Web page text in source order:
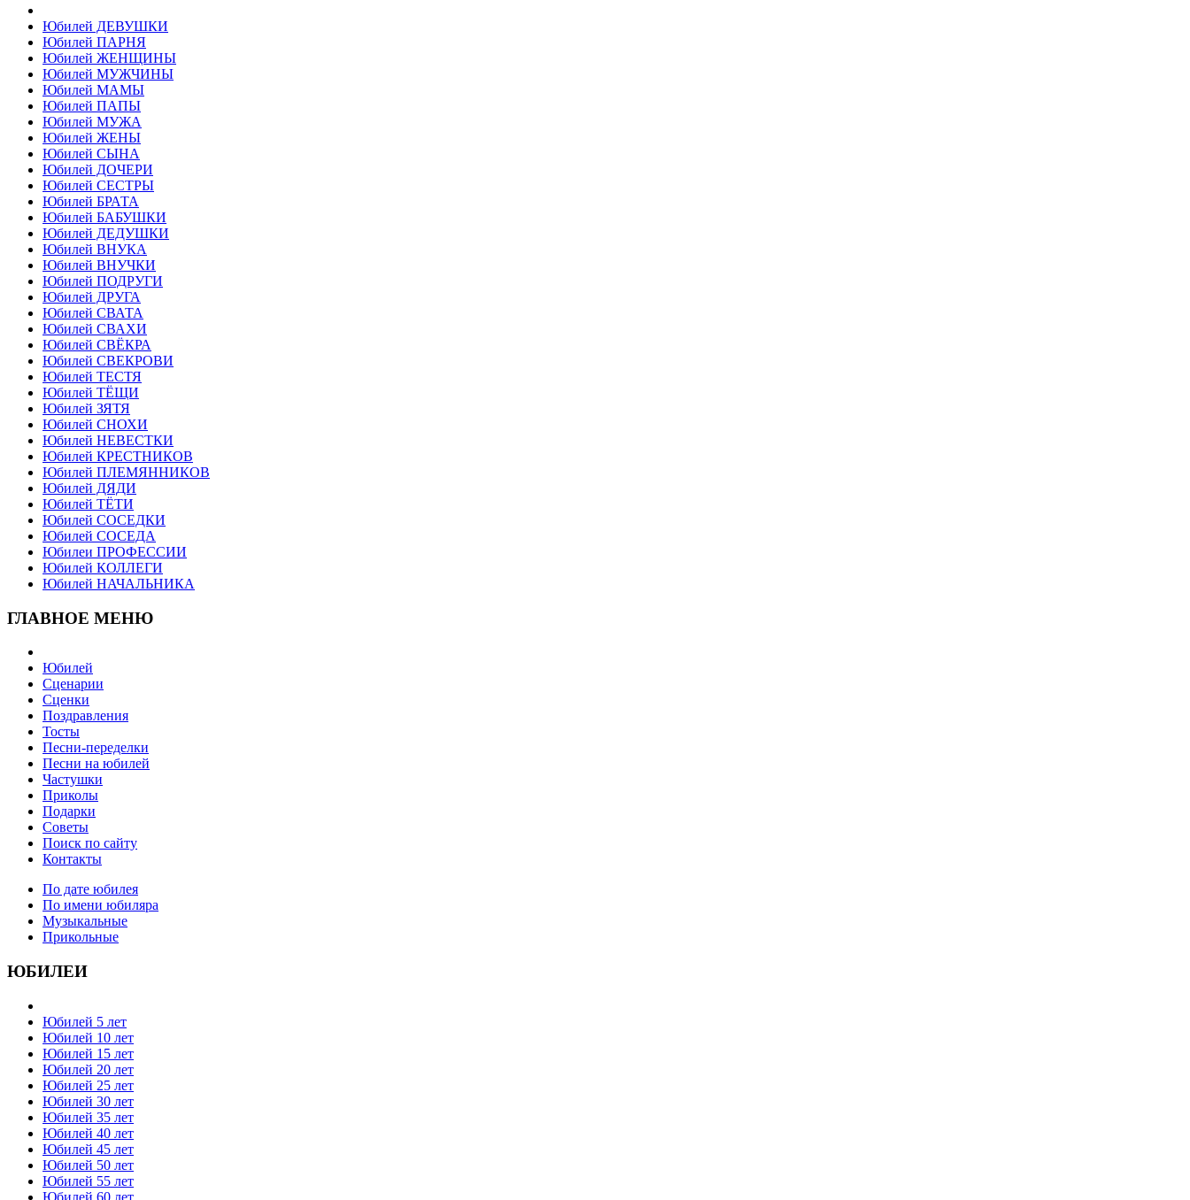
Юбилей ДЕВУШКИ
Юбилей ПАРНЯ
Юбилей ЖЕНЩИНЫ
Юбилей МУЖЧИНЫ
Юбилей МАМЫ
Юбилей ПАПЫ
Юбилей МУЖА
Юбилей ЖЕНЫ
Юбилей СЫНА
Юбилей ДОЧЕРИ
Юбилей СЕСТРЫ
Юбилей БРАТА
Юбилей БАБУШКИ
Юбилей ДЕДУШКИ
Юбилей ВНУКА
Юбилей ВНУЧКИ
Юбилей ПОДРУГИ
Юбилей ДРУГА
Юбилей СВАТА
Юбилей СВАХИ
Юбилей СВЁКРА
Юбилей СВЕКРОВИ
Юбилей ТЕСТЯ
Юбилей ТЁЩИ
Юбилей ЗЯТЯ
Юбилей СНОХИ
Юбилей НЕВЕСТКИ
Юбилей КРЕСТНИКОВ
Юбилей ПЛЕМЯННИКОВ
Юбилей ДЯДИ
Юбилей ТЁТИ
Юбилей СОСЕДКИ
Юбилей СОСЕДА
Юбилеи ПРОФЕССИИ
Юбилей КОЛЛЕГИ
Юбилей НАЧАЛЬНИКА
ГЛАВНОЕ МЕНЮ
Юбилей
Сценарии
Сценки
Поздравления
Тосты
Песни-переделки
Песни на юбилей
Частушки
Приколы
Подарки
Советы
Поиск по сайту
Контакты
По дате юбилея
По имени юбиляра
Музыкальные
Прикольные
ЮБИЛЕИ
Юбилей 5 лет
Юбилей 10 лет
Юбилей 15 лет
Юбилей 20 лет
Юбилей 25 лет
Юбилей 30 лет
Юбилей 35 лет
Юбилей 40 лет
Юбилей 45 лет
Юбилей 50 лет
Юбилей 55 лет
Юбилей 60 лет